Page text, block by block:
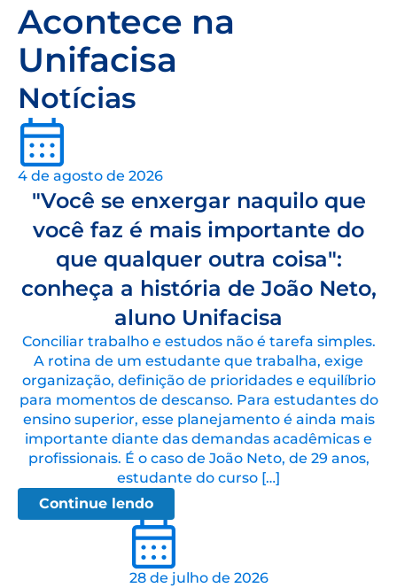
Acontece na
Unifacisa
Notícias
4 de agosto de 2026
"Você se enxergar naquilo que
você faz é mais importante do
que qualquer outra coisa":
conheça a história de João Neto,
aluno Unifacisa
Conciliar trabalho e estudos não é tarefa simples.
A rotina de um estudante que trabalha, exige
organização, definição de prioridades e equilíbrio
para momentos de descanso. Para estudantes do
ensino superior, esse planejamento é ainda mais
importante diante das demandas acadêmicas e
profissionais. É o caso de João Neto, de 29 anos,
estudante do curso […]
Continue lendo
28 de julho de 2026